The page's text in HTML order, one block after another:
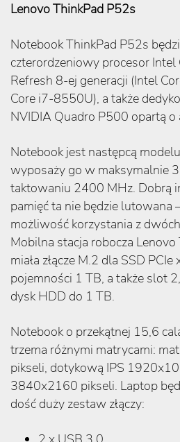
Lenovo ThinkPad P52s
Notebook ThinkPad P52s
czterordzeniowy procesor Intel
Refresh 8-ej generacji (Intel
Core i7-8550U), a także
NVIDIA Quadro P500 opartą o
Notebook jest następcą
wyposaży go w maksymalnie
taktowaniu 2400 MHz. Dobrą
pamięć ta nie będzie lutowana
możliwość korzystania z
Mobilna stacja robocza
miała złącze M.2 dla SSD
pojemności 1 TB, a także slot
dysk HDD do 1 TB.
Notebook o przekątnej 15,6
trzema różnymi matrycami:
pikseli, dotykową IPS
3840x2160 pikseli. Laptop
dość duży zestaw złączy: